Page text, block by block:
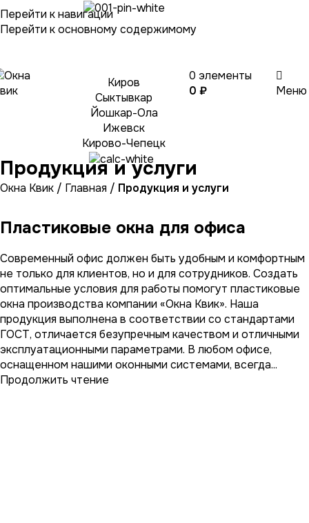
Перейти к навигации
Перейти к основному содержимому
Выберите
Киров
Сыктывкар
Йошкар-Ола
Ижевск
Кирово-Чепецк
0 элементы
0 ₽ Меню
Продукция и услуги
Окна Квик / Главная / Продукция и услуги
Пластиковые окна для офиса
Современный офис должен быть удобным и комфортным
не только для клиентов, но и для сотрудников. Создать
оптимальные условия для работы помогут пластиковые
окна производства компании «Окна Квик». Наша
продукция выполнена в соответствии со стандартами
ГОСТ, отличается безупречным качеством и отличными
эксплуатационными параметрами. В любом офисе,
оснащенном нашими оконными системами, всегда...
Продолжить чтение